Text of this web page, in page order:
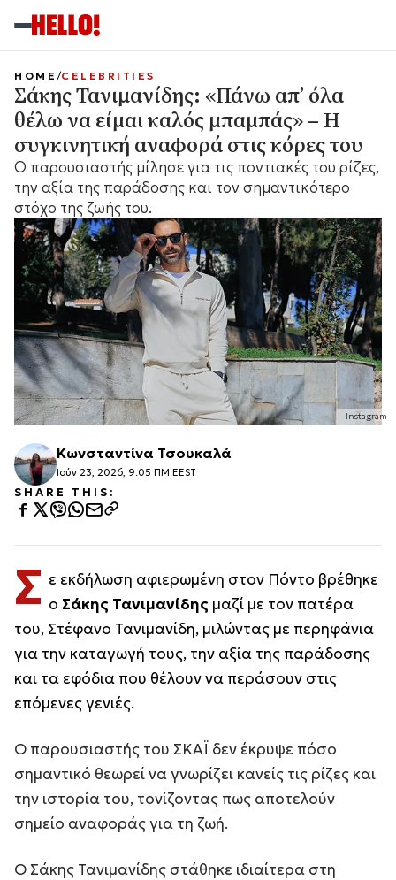
Instagram
HOME CELEBRITIES
Σάκης Τανιμανίδης: «Πάνω απ’ όλα
θέλω να είμαι καλός μπαμπάς» – Η
συγκινητική αναφορά στις κόρες του
Ο παρουσιαστής μίλησε για τις ποντιακές του ρίζες,
την αξία της παράδοσης και τον σημαντικότερο
στόχο της ζωής του.
Κωνσταντίνα Τσουκαλά
Ιούν 23, 2026, 9:05 ΠΜ EEST
SHARE THIS:
Σ ε εκδήλωση αφιερωμένη στον Πόντο βρέθηκε
ο Σάκης Τανιμανίδης μαζί με τον πατέρα
του, Στέφανο Τανιμανίδη, μιλώντας με περηφάνια
για την καταγωγή τους, την αξία της παράδοσης
και τα εφόδια που θέλουν να περάσουν στις
επόμενες γενιές.
Ο παρουσιαστής του ΣΚΑΪ δεν έκρυψε πόσο
σημαντικό θεωρεί να γνωρίζει κανείς τις ρίζες και
την ιστορία του, τονίζοντας πως αποτελούν
σημείο αναφοράς για τη ζωή.
Ο Σάκης Τανιμανίδης στάθηκε ιδιαίτερα στη